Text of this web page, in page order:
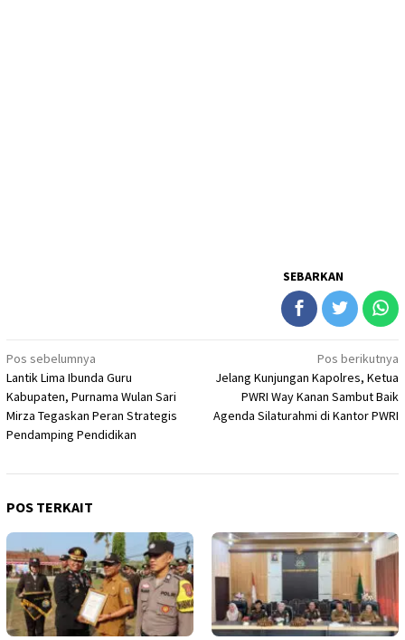
SEBARKAN
Navigasi
pos
Pos sebelumnya
Lantik Lima Ibunda Guru
Kabupaten, Purnama Wulan Sari
Mirza Tegaskan Peran Strategis
Pendamping Pendidikan
Pos berikutnya
Jelang Kunjungan Kapolres, Ketua
PWRI Way Kanan Sambut Baik
Agenda Silaturahmi di Kantor PWRI
POS TERKAIT